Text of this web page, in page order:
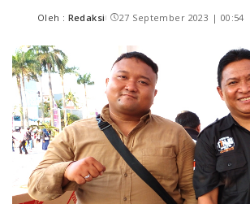
Oleh : Redaksi 27 September 2023 | 00:54